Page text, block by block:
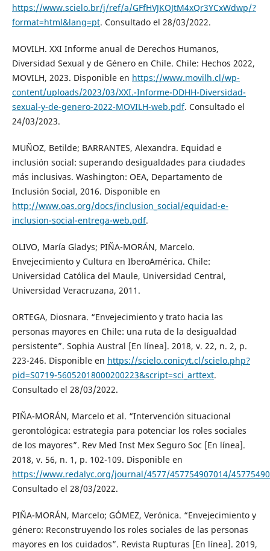
https://www.scielo.br/j/ref/a/GFfHVJKQJtM4xQr3YCxWdwp/?
format=html&lang=pt. Consultado el 28/03/2022.
MOVILH. XXI Informe anual de Derechos Humanos,
Diversidad Sexual y de Género en Chile. Chile: Hechos 2022,
MOVILH, 2023. Disponible en https://www.movilh.cl/wp-
content/uploads/2023/03/XXI.-Informe-DDHH-Diversidad-
sexual-y-de-genero-2022-MOVILH-web.pdf. Consultado el
24/03/2023.
MUÑOZ, Betilde; BARRANTES, Alexandra. Equidad e
inclusión social: superando desigualdades para ciudades
más inclusivas. Washington: OEA, Departamento de
Inclusión Social, 2016. Disponible en
http://www.oas.org/docs/inclusion_social/equidad-e-
inclusion-social-entrega-web.pdf.
OLIVO, María Gladys; PIÑA-MORÁN, Marcelo.
Envejecimiento y Cultura en IberoAmérica. Chile:
Universidad Católica del Maule, Universidad Central,
Universidad Veracruzana, 2011.
ORTEGA, Diosnara. “Envejecimiento y trato hacia las
personas mayores en Chile: una ruta de la desigualdad
persistente”. Sophia Austral [En línea]. 2018, v. 22, n. 2, p.
223-246. Disponible en https://scielo.conicyt.cl/scielo.php?
pid=S0719-56052018000200223&script=sci_arttext.
Consultado el 28/03/2022.
PIÑA-MORÁN, Marcelo et al. “Intervención situacional
gerontológica: estrategia para potenciar los roles sociales
de los mayores”. Rev Med Inst Mex Seguro Soc [En línea].
2018, v. 56, n. 1, p. 102-109. Disponible en
https://www.redalyc.org/journal/4577/457754907014/
Consultado el 28/03/2022.
PIÑA-MORÁN, Marcelo; GÓMEZ, Verónica. “Envejecimiento y
género: Reconstruyendo los roles sociales de las personas
mayores en los cuidados”. Revista Rupturas [En línea]. 2019,